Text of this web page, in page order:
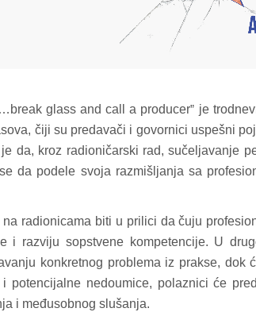
glass and call a producer” je
čiji su predavači i govornici uspešni
da, kroz radioničarski rad, sučeljavanje
da podele svoja razmišljanja sa
radionicama biti u prilici da čuju
i razviju sopstvene kompetencije. U
konkretnog problema iz prakse, dok
potencijalne nedoumice, polaznici će
i međusobnog slušanja.